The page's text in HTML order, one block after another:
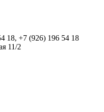
18, +7 (926) 196 54 18
11/2